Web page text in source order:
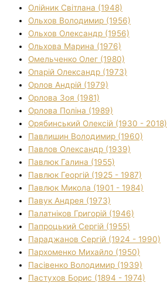
Олійник Світлана (1948)
Ольхов Володимир (1956)
Ольхов Олександр (1956)
Ольхова Марина (1976)
Омельченко Олег (1980)
Опарій Олександр (1973)
Орлов Андрій (1979)
Орлова Зоя (1981)
Орлова Поліна (1989)
Орябинський Олексій (1930 - 2018)
Павлишин Володимир (1960)
Павлов Олександр (1939)
Павлюк Галина (1955)
Павлюк Георгій (1925 - 1987)
Павлюк Микола (1901 - 1984)
Павук Андрея (1973)
Палатніков Григорій (1946)
Папроцький Сергій (1955)
Параджанов Сергій (1924 - 1990)
Пархоменко Михайло (1950)
Пасівенко Володимир (1939)
Пастухов Борис (1894 - 1974)